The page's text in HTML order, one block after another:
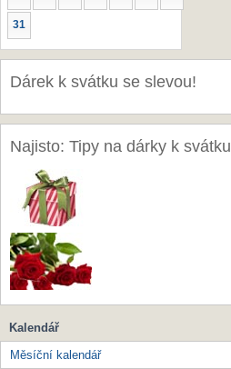
31
Dárek k svátku se slevou!
Najisto: Tipy na dárky k svátku
Kalendář
Měsíční kalendář